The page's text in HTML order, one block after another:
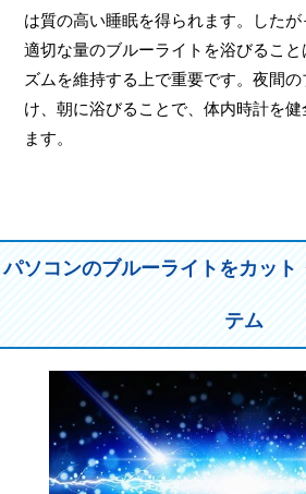
は質の高い睡眠を得られます。した
適切な量のブルーライトを浴びること
ズムを維持する上で重要です。夜間
け、朝に浴びることで、体内時計を
ます。
パソコンのブルーライトをカット
テム